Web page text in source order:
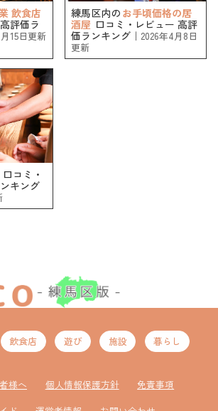
飲食店
評価ラ
15日更新
練馬区内の お手頃価格の居
酒屋 口コミ・レビュー 高評
価ランキング｜ 2026年4月8日
更新
口コミ・
キング
飲食店 遊び 施設 暮らし
様へ 個人情報保護方針
免責事項